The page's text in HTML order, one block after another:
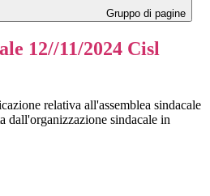
Gruppo di pagine
12//11/2024 Cisl
relativa all'assemblea sindacale
dall'organizzazione sindacale in